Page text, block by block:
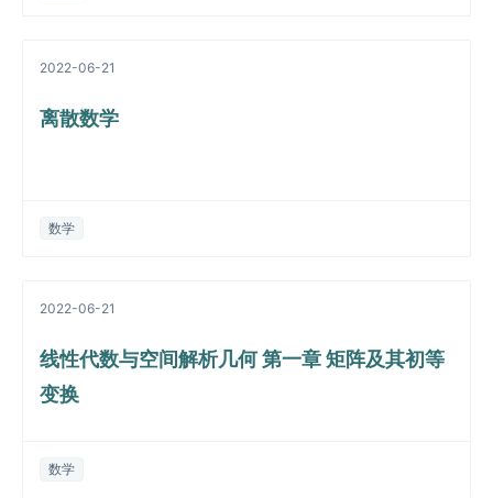
2022-06-21
离散数学
数学
2022-06-21
线性代数与空间解析几何 第一章 矩阵及其初等
变换
数学